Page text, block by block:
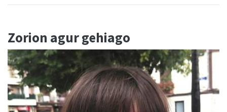
Zorion agur gehiago